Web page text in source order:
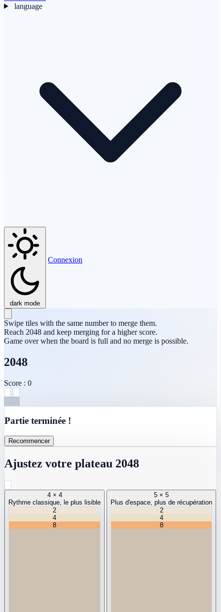
language
dark mode
Connexion
Swipe tiles with the same number to merge them.
Reach 2048 and keep merging for a higher score.
Game over when the board is full and no merge is possible.
2048
Score : 0
Partie terminée !
Recommencer
Ajustez votre plateau 2048
4 × 4
Rythme classique, le plus lisible
2
4
8
5 × 5
Plus d'espace, plus de récupération
2
4
8